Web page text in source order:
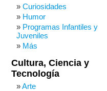
Curiosidades
Humor
Programas Infantiles y
Juveniles
Más
Cultura, Ciencia y
Tecnología
Arte